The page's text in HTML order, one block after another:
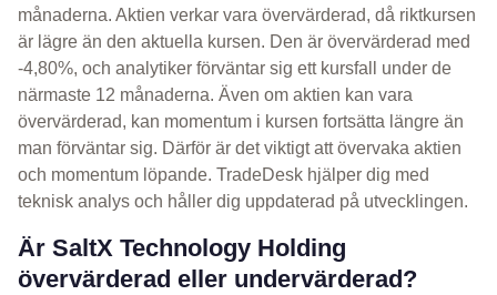
månaderna. Aktien verkar vara övervärderad, då riktkursen
är lägre än den aktuella kursen. Den är övervärderad med
-4,80%, och analytiker förväntar sig ett kursfall under de
närmaste 12 månaderna. Även om aktien kan vara
övervärderad, kan momentum i kursen fortsätta längre än
man förväntar sig. Därför är det viktigt att övervaka aktien
och momentum löpande. TradeDesk hjälper dig med
teknisk analys och håller dig uppdaterad på utvecklingen.
Är SaltX Technology Holding
övervärderad eller undervärderad?